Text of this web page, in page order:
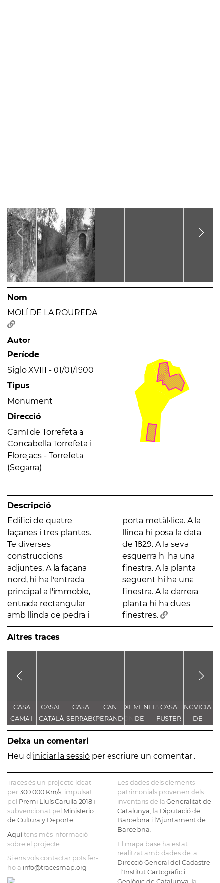
Nom
MOLÍ DE LA ROUREDA
Autor
Període
Siglo XVIII - 01/01/1900
Tipus
Monument
Direcció
Camí de Torrefeta a
Concabella Torrefeta i
Florejacs - Torrefeta
(Segarra)
Descripció
Edifici de quatre
façanes i tres plantes.
Te diverses
construccions
adjuntes. A la façana
nord, hi ha l'entrada
principal a l'immoble,
entrada rectangular
amb llinda de pedra i
porta metàl•lica. A la
llinda hi posa la data
de 1829. A la seva
esquerra hi ha una
finestra. A la planta
següent hi ha una
finestra. A la darrera
planta hi ha dues
finestres.
Altres traces
CASA
CAMA I
ESCURRA
CASAL
CATALÀ
CASA
SERRABOU
CAN
PERANDONES
- CASA
FARJAS
XEMENEIA
DE
L'ANTIGA
C.E.L.O.
CASA
FUSTER
NOVICIAT
DE
NOSTRA
DE LA
Deixa un comentari
Heu d'iniciar la sessió per escriure un comentari.
Traces és un projecte ideat
per 300.000 Km/s , impulsat
pel Premi Lluís Carulla 2018 i
subvencionat pel Ministerio
de Cultura y Deporte
Aquítens més informació
sobre el projecte
Si ens vols contactar pots fer-
ho a info@tracesmap.org
Les dades dels elements
patrimonials provenen dels
inventaris de la Generalitat de
Catalunya , la Diputació de
Barcelona i l'Ajuntament de
Barcelona
El mapa base ha estat
realitzat amb dades de la
Direcció General del Cadastre
, l'Institut Cartogràfic i
Geològic de Catalunya , la